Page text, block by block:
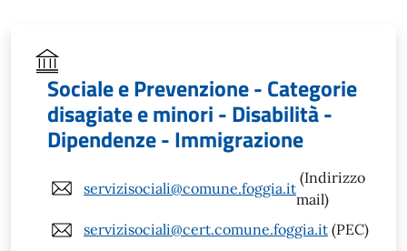
Sociale e Prevenzione - Categorie
disagiate e minori - Disabilità -
Dipendenze - Immigrazione
servizisociali@comune.foggia.it
(Indirizzo
mail)
servizisociali@cert.comune.foggia.it (PEC)